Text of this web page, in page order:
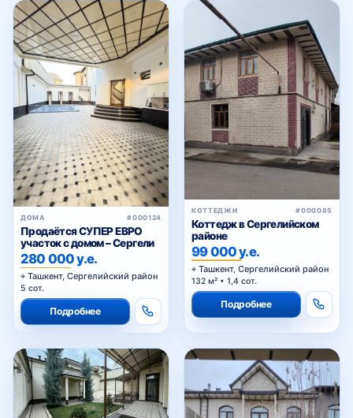
ДОМА #000124
Продаётся СУПЕР ЕВРО
участок с домом – Сергели
280 000 у.е.
Ташкент, Сергелийский район
5 сот.
Подробнее
КОТТЕДЖИ #000085
Коттедж в Сергелийском
районе
99 000 у.е.
Ташкент, Сергелийский район
132 м² • 1,4 сот.
Подробнее